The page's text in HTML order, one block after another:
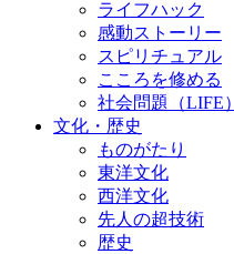
ライフハック
感動ストーリー
スピリチュアル
こころを修める
社会問題（LIFE）
文化・歴史
ものがたり
東洋文化
西洋文化
先人の超技術
歴史